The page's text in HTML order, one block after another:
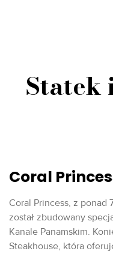
Statek
Coral
Coral Princess, z ponad
został zbudowany
Kanale Panamskim.
Steakhouse, która